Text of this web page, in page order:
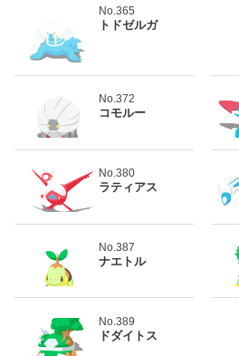
No.365
トドゼルガ
No.372
コモルー
No.380
ラティアス
No.387
ナエトル
No.389
ドダイトス